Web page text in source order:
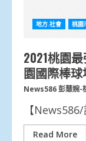
地方.社會 桃園
2021桃園
園國際棒
News586 彭慧婉-
【
Read More